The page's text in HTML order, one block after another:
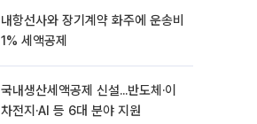
내항선사와 장기계약 화주에 운송비
1% 세액공제
국내생산세액공제 신설...반도체·이
차전지·AI 등 6대 분야 지원